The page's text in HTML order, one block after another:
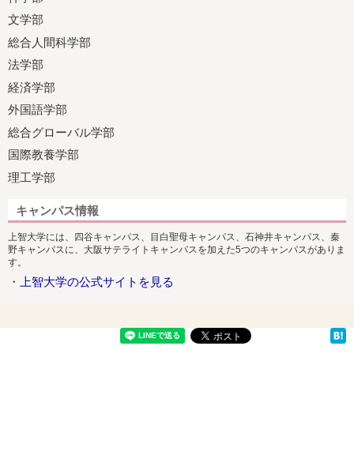
文学部
総合人間科学部
法学部
経済学部
外国語学部
総合グローバル学部
国際教養学部
理工学部
キャンパス情報
上智大学には、四谷キャンパス、目白聖母キャンパス、石神井キャンパス、秦
野キャンパスに、大阪サテライトキャンパスを加えた5つのキャンパスがありま
す。
・ 上智大学の公式サイトを見る